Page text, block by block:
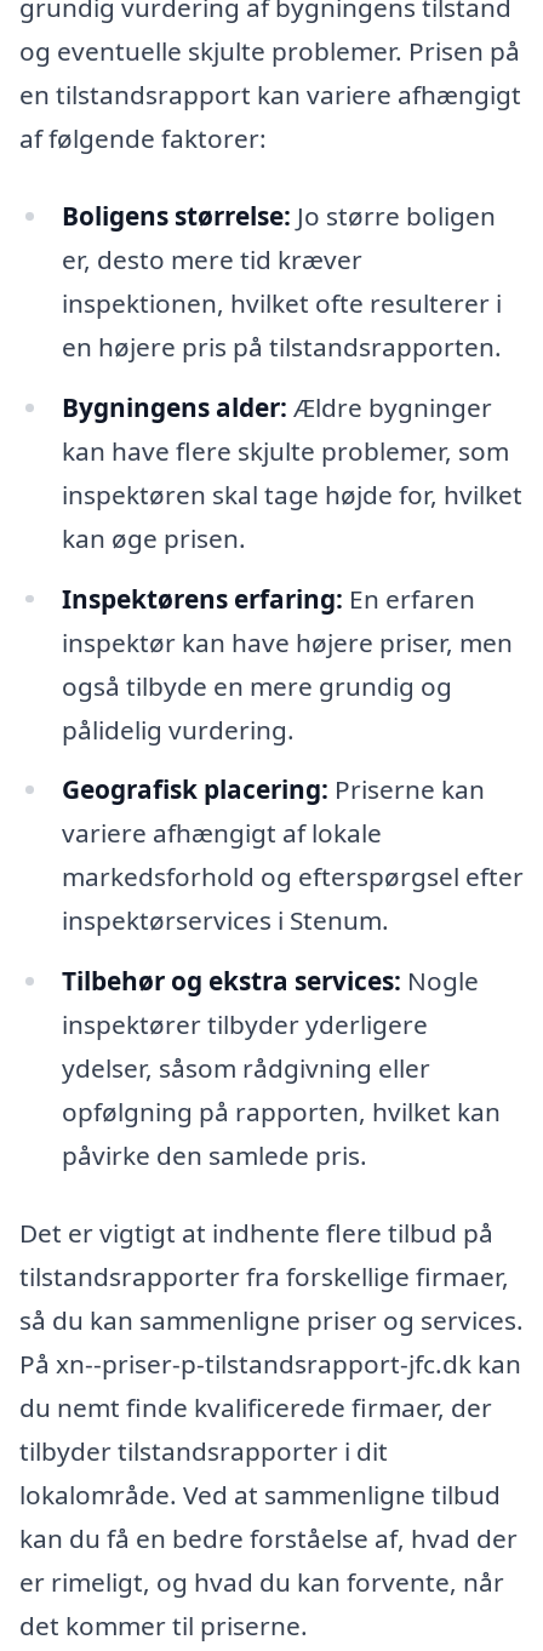
grundig vurdering af bygningens tilstand
og eventuelle skjulte problemer. Prisen på
en tilstandsrapport kan variere afhængigt
af følgende faktorer:
Boligens størrelse: Jo større boligen
er, desto mere tid kræver
inspektionen, hvilket ofte resulterer i
en højere pris på tilstandsrapporten.
Bygningens alder: Ældre bygninger
kan have flere skjulte problemer, som
inspektøren skal tage højde for, hvilket
kan øge prisen.
Inspektørens erfaring: En erfaren
inspektør kan have højere priser, men
også tilbyde en mere grundig og
pålidelig vurdering.
Geografisk placering: Priserne kan
variere afhængigt af lokale
markedsforhold og efterspørgsel efter
inspektørservices i Stenum.
Tilbehør og ekstra services: Nogle
inspektører tilbyder yderligere
ydelser, såsom rådgivning eller
opfølgning på rapporten, hvilket kan
påvirke den samlede pris.
Det er vigtigt at indhente flere tilbud på
tilstandsrapporter fra forskellige firmaer,
så du kan sammenligne priser og services.
På xn--priser-p-tilstandsrapport-jfc.dk kan
du nemt finde kvalificerede firmaer, der
tilbyder tilstandsrapporter i dit
lokalområde. Ved at sammenligne tilbud
kan du få en bedre forståelse af, hvad der
er rimeligt, og hvad du kan forvente, når
det kommer til priserne.